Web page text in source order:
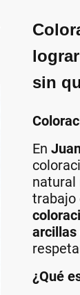
sin
En
natural
trabajo
arcillas
¿Qué